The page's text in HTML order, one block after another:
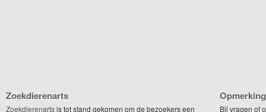
Zoekdierenarts
Zoekdierenartsis tot stand gekomen om de bezoekers een Bij vragen of